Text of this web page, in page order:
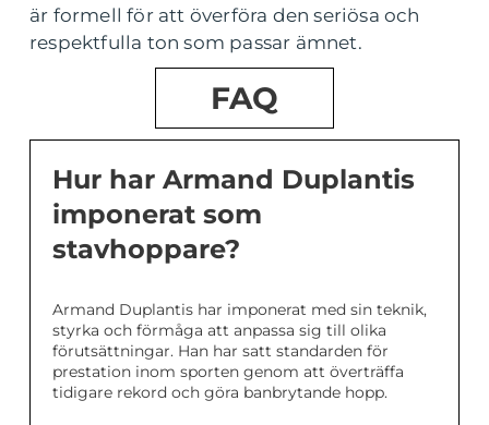
är formell för att överföra den seriösa och
respektfulla ton som passar ämnet.
FAQ
Hur har Armand Duplantis
imponerat som
stavhoppare?
Armand Duplantis har imponerat med sin teknik,
styrka och förmåga att anpassa sig till olika
förutsättningar. Han har satt standarden för
prestation inom sporten genom att överträffa
tidigare rekord och göra banbrytande hopp.